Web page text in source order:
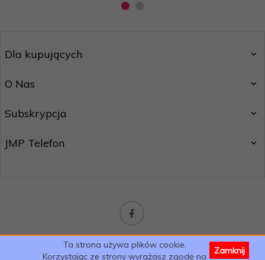
Dla kupujących
O Nas
Subskrypcja
JMP Telefon
oprogramowanie sklepu internetowego
Ta strona używa plików cookie.
Korzystając ze strony wyrażasz zgodę na
Zamknij